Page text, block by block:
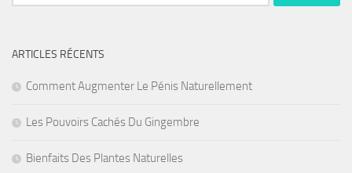
ARTICLES RÉCENTS
Comment Augmenter Le Pénis Naturellement
Les Pouvoirs Cachés Du Gingembre
Bienfaits Des Plantes Naturelles